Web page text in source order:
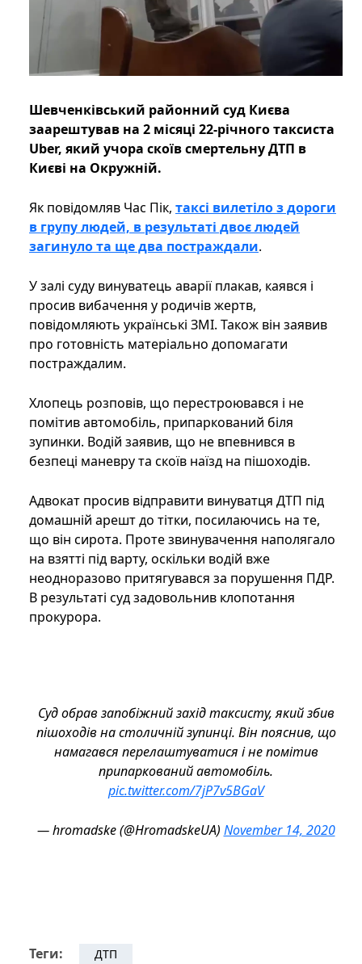
Шевченківський районний суд Києва
заарештував на 2 місяці 22-річного таксиста
Uber, який учора скоїв смертельну ДТП в
Києві на Окружній.
Як повідомляв Час Пік, таксі вилетіло з дороги
в групу людей, в результаті двоє людей
загинуло та ще два постраждали.
У залі суду винуватець аварії плакав, каявся і
просив вибачення у родичів жертв,
повідомляють українські ЗМІ. Також він заявив
про готовність матеріально допомагати
постраждалим.
Хлопець розповів, що перестроювався і не
помітив автомобіль, припаркований біля
зупинки. Водій заявив, що не впевнився в
безпеці маневру та скоїв наїзд на пішоходів.
Адвокат просив відправити винуватця ДТП під
домашній арешт до тітки, посилаючись на те,
що він сирота. Проте звинувачення наполягало
на взятті під варту, оскільки водій вже
неодноразово притягувався за порушення ПДР.
В результаті суд задовольнив клопотання
прокурора.
Суд обрав запобіжний захід таксисту, який збив
пішоходів на столичній зупинці. Він пояснив, що
намагався перелаштуватися і не помітив
припаркований автомобіль.
pic.twitter.com/7jP7v5BGaV
— hromadske (@HromadskeUA) November 14, 2020
Теги: ДТП